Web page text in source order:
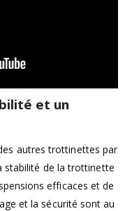
et un
autres trottinettes par
stabilité de la trottinette
efficaces et de
et la sécurité sont au